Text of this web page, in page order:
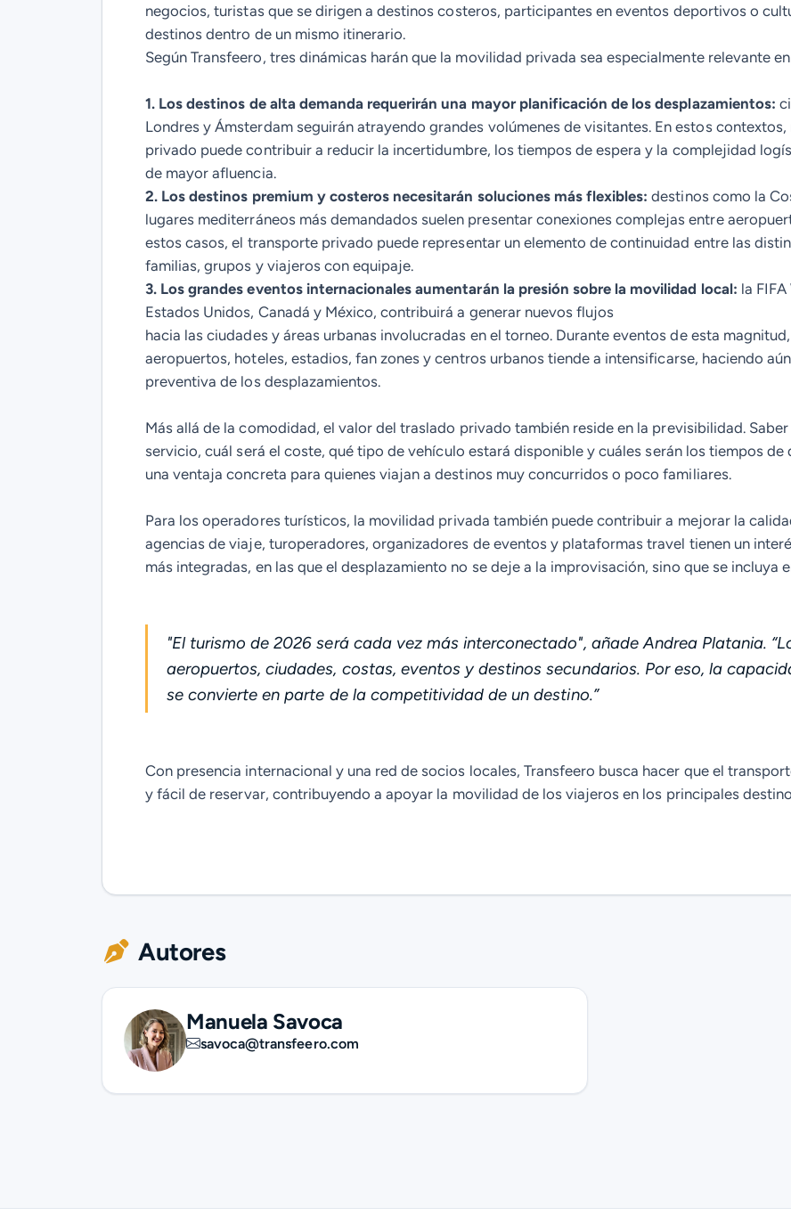
negocios, turistas que se dirigen a destinos costeros, participantes en eventos deportivos o
destinos dentro de un mismo itinerario.
Según Transfeero, tres dinámicas harán que la movilidad privada sea especialmente relevante
1. Los destinos de alta demanda requerirán una mayor planificación de los desplazamientos:
Londres y Ámsterdam seguirán atrayendo grandes volúmenes de visitantes. En estos
privado puede contribuir a reducir la incertidumbre, los tiempos de espera y la complejidad
de mayor afluencia.
2. Los destinos premium y costeros necesitarán soluciones más flexibles:destinos como la
lugares mediterráneos más demandados suelen presentar conexiones complejas entre
estos casos, el transporte privado puede representar un elemento de continuidad entre las
familias, grupos y viajeros con equipaje.
3. Los grandes eventos internacionales aumentarán la presión sobre la movilidad local: la
Estados Unidos, Canadá y México, contribuirá a generar nuevos flujos
hacia las ciudades y áreas urbanas involucradas en el torneo. Durante eventos de esta
aeropuertos, hoteles, estadios, fan zones y centros urbanos tiende a intensificarse, haciendo
preventiva de los desplazamientos.
Más allá de la comodidad, el valor del traslado privado también reside en la previsibilidad.
servicio, cuál será el coste, qué tipo de vehículo estará disponible y cuáles serán los tiempos
una ventaja concreta para quienes viajan a destinos muy concurridos o poco familiares.
Para los operadores turísticos, la movilidad privada también puede contribuir a mejorar la
agencias de viaje, turoperadores, organizadores de eventos y plataformas travel tienen un
más integradas, en las que el desplazamiento no se deje a la improvisación, sino que se incluya
"El turismo de 2026 será cada vez más interconectado", añadeAndrea Platania. “
aeropuertos, ciudades, costas, eventos y destinos secundarios. Por eso, la
se convierte en parte de la competitividad de un destino.”
Con presencia internacional y una red de socios locales, Transfeero busca hacer que el
y fácil de reservar, contribuyendo a apoyar la movilidad de los viajeros en los principales
Autores
Manuela Savoca
savoca@transfeero.com